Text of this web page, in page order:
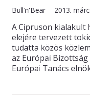
Bull'n'Bear 2013.
A Cipruson kialakult
elejére tervezett
tudatta közös
az Európai Bizottság
Európai Tanács